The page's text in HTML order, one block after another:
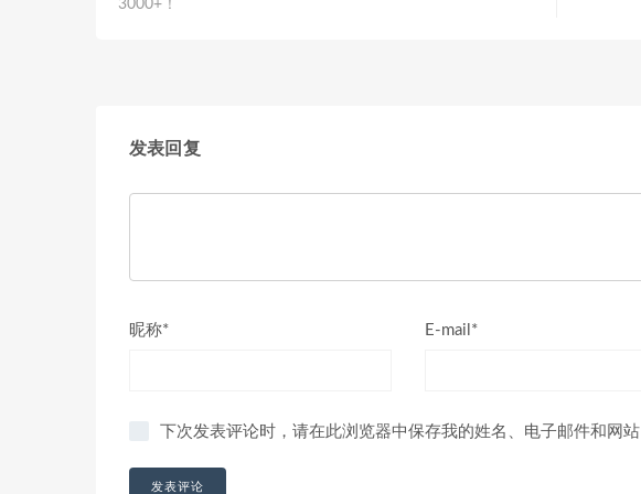
3000+！
发表回复
昵称* E-mail*
下次发表评论时，请在此浏览器中保存我的姓名、电子邮件和网站